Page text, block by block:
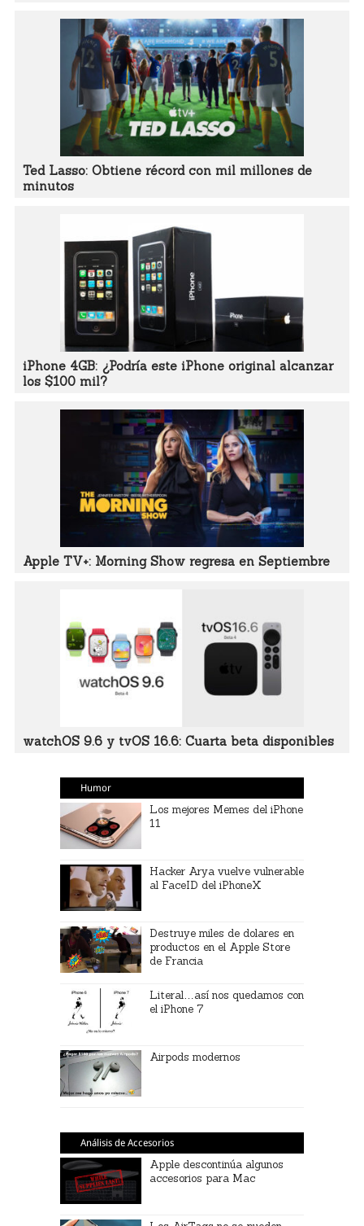
Ted Lasso: Obtiene récord con mil millones de
minutos
iPhone 4GB: ¿Podría este iPhone original alcanzar
los $100 mil?
Apple TV+: Morning Show regresa en Septiembre
watchOS 9.6 y tvOS 16.6: Cuarta beta disponibles
Humor
Los mejores Memes del iPhone
11
Hacker Arya vuelve vulnerable
al FaceID del iPhoneX
Destruye miles de dolares en
productos en el Apple Store
de Francia
Literal…así nos quedamos con
el iPhone 7
Airpods modernos
Análisis de Accesorios
Apple descontinúa algunos
accesorios para Mac